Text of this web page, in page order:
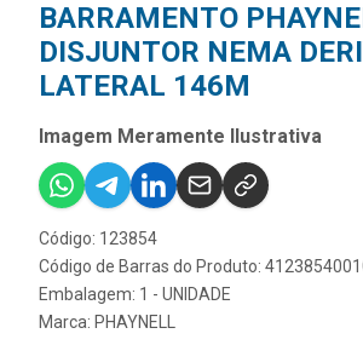
BARRAMENTO
DISJUNTOR NEMA
LATERAL 146M
Imagem Meramente Ilustrativa
Código: 123854
Código de Barras do Produto:
Embalagem: 1 - UNIDADE
Marca: PHAYNELL